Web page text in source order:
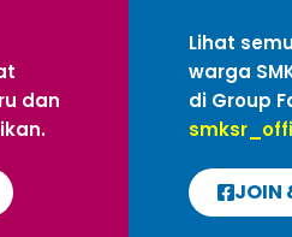
dan
Lihat
warga
di Group
JOIN